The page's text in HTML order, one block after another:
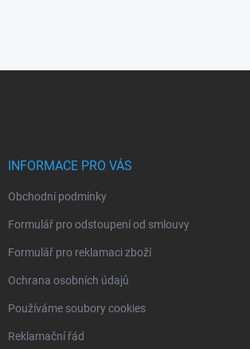
INFORMACE PRO VÁS
Obchodní podmínky
Formulář pro odstoupení od smlouvy
Formulář pro reklamaci zboží
Ochrana osobních údajů
Používáme soubory cookies
Reklamační řád